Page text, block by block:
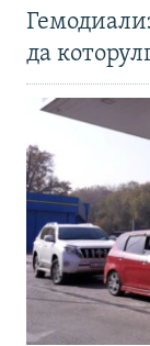
да